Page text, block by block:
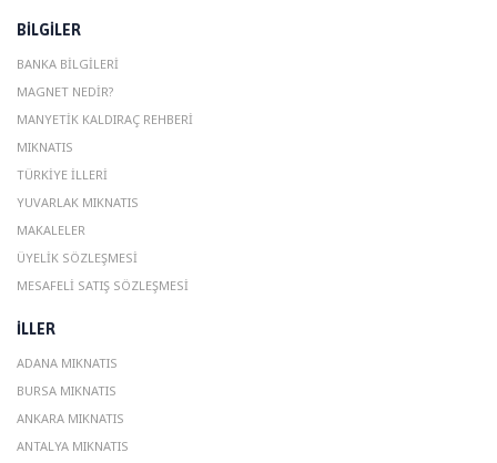
BILGILER
BANKA BILGILERI
MAGNET NEDIR?
MANYETIK KALDIRAÇ REHBERI
MIKNATIS
TÜRKIYE İLLERI
YUVARLAK MIKNATIS
MAKALELER
ÜYELIK SÖZLEŞMESI
MESAFELI SATIŞ SÖZLEŞMESI
ILLER
ADANA MIKNATIS
BURSA MIKNATIS
ANKARA MIKNATIS
ANTALYA MIKNATIS